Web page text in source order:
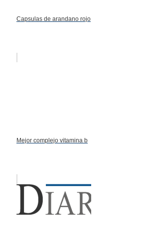
Capsulas de arandano rojo
Mejor complejo vitamina b